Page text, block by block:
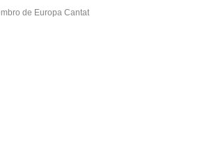
de Europa Cantat